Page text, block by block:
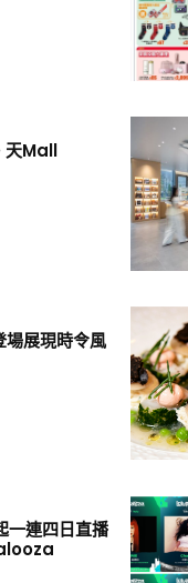
天Mall
展現時令風
一連四日直播